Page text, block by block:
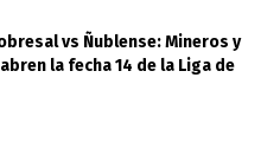
vs Ñublense: Mineros y
la fecha 14 de la Liga de